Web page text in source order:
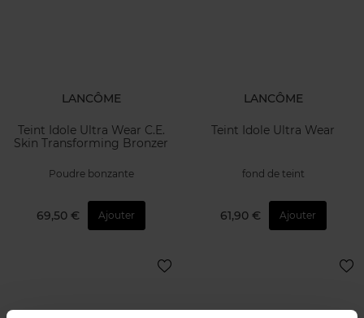
LANCÔME
Teint Idole Ultra Wear C.E.
Skin Transforming Bronzer
Poudre bonzante
69,50 € Ajouter
LANCÔME
Teint Idole Ultra Wear
fond de teint
61,90 € Ajouter